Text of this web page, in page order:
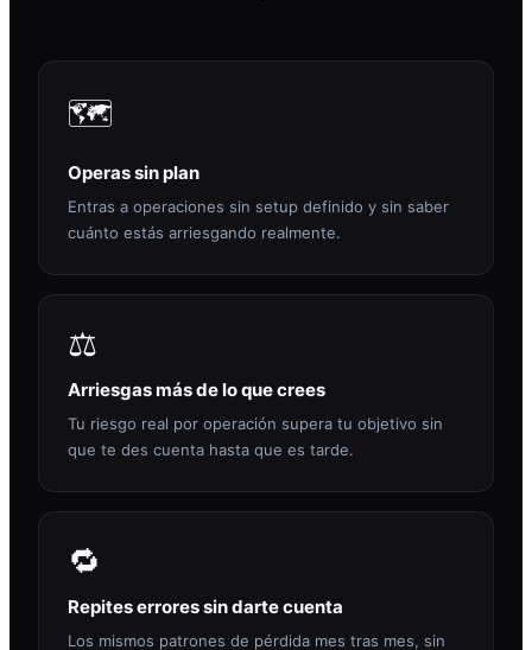
🗺️
Operas sin plan
Entras a operaciones sin setup definido y sin saber
cuánto estás arriesgando realmente.
⚖️
Arriesgas más de lo que crees
Tu riesgo real por operación supera tu objetivo sin
que te des cuenta hasta que es tarde.
🔁
Repites errores sin darte cuenta
Los mismos patrones de pérdida mes tras mes, sin